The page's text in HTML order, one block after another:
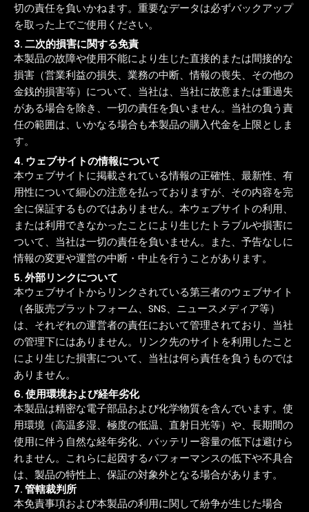
切の責任を負いかねます。重要なデータは必ずバックアップ
を取った上でご使用ください。
3. 二次的損害に関する免責
本製品の故障や使用不能により生じた直接的または間接的な
損害（営業利益の損失、業務の中断、情報の喪失、その他の
金銭的損害等）について、当社は、当社に故意または重過失
がある場合を除き、一切の責任を負いません。当社の負う責
任の範囲は、いかなる場合も本製品の購入代金を上限としま
す。
4. ウェブサイトの情報について
本ウェブサイトに掲載されている情報の正確性、最新性、有
用性について細心の注意を払っておりますが、その内容を完
全に保証するものではありません。本ウェブサイトの利用、
または利用できなかったことにより生じたトラブルや損害に
ついて、当社は一切の責任を負いません。また、予告なしに
情報の変更や運営の中断・中止を行うことがあります。
5. 外部リンクについて
本ウェブサイトからリンクされている第三者のウェブサイト
（各販売プラットフォーム、SNS、ニュースメディア等）
は、それぞれの運営者の責任において管理されており、当社
の管理下にはありません。リンク先のサイトを利用したこと
により生じた損害について、当社は何ら責任を負うものでは
ありません。
6. 使用環境および経年劣化
本製品は精密な電子部品および化学物質を含んでいます。使
用環境（高温多湿、極度の低温、直射日光等）や、長期間の
使用に伴う自然な経年劣化、バッテリー容量の低下は避けら
れません。これらに起因するパフォーマンスの低下や不具合
は、製品の特性上、保証の対象外となる場合があります。
7. 管轄裁判所
本免責事項および本製品の利用に関して紛争が生じた場合